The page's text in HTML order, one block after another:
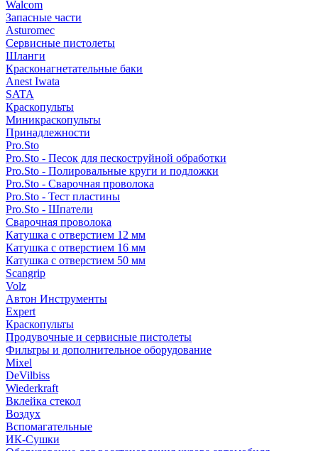
Walсom
Запасные части
Asturomec
Сервисные пистолеты
Шланги
Красконагнетательные баки
Anest Iwata
SATA
Краскопульты
Миникраскопульты
Принадлежности
Pro.Sto
Pro.Sto - Песок для пескоструйной обработки
Pro.Sto - Полировальные круги и подложки
Pro.Sto - Сварочная проволока
Pro.Sto - Тест пластины
Pro.Sto - Шпатели
Сварочная проволока
Катушка с отверстием 12 мм
Катушка с отверстием 16 мм
Катушка с отверстием 50 мм
Scangrip
Volz
Автон Инструменты
Expert
Краскопульты
Продувочные и сервисные пистолеты
Фильтры и дополнительное оборудование
Mixel
DeVilbiss
Wiederkraft
Вклейка стекол
Воздух
Вспомагательные
ИК-Сушки